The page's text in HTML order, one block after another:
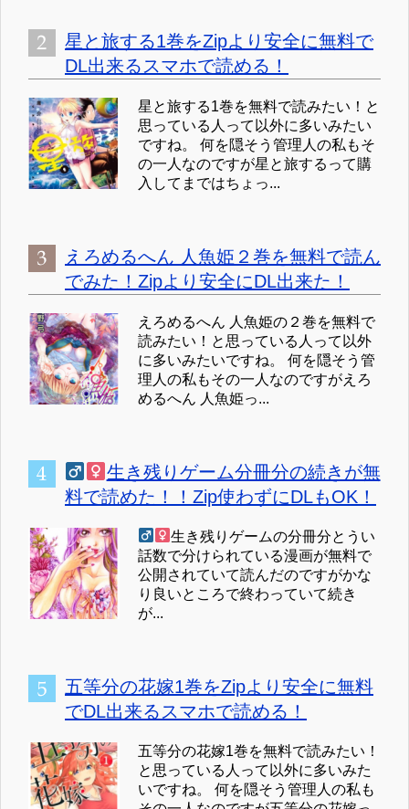
星と旅する1巻をZipより安全に無料で
DL出来るスマホで読める！
星と旅する1巻を無料で読みたい！と
思っている人って以外に多いみたい
ですね。 何を隠そう管理人の私もそ
の一人なのですが星と旅するって購
入してまではちょっ...
えろめるへん 人魚姫２巻を無料で読ん
でみた！Zipより安全にDL出来た！
えろめるへん 人魚姫の２巻を無料で
読みたい！と思っている人って以外
に多いみたいですね。 何を隠そう管
理人の私もその一人なのですがえろ
めるへん 人魚姫っ...
生き残りゲーム分冊分の続きが無
料で読めた！！Zip使わずにDLもOK！
生き残りゲームの分冊分とうい
話数で分けられている漫画が無料で
公開されていて読んだのですがかな
り良いところで終わっていて続き
が...
五等分の花嫁1巻をZipより安全に無料
でDL出来るスマホで読める！
五等分の花嫁1巻を無料で読みたい！
と思っている人って以外に多いみた
いですね。 何を隠そう管理人の私も